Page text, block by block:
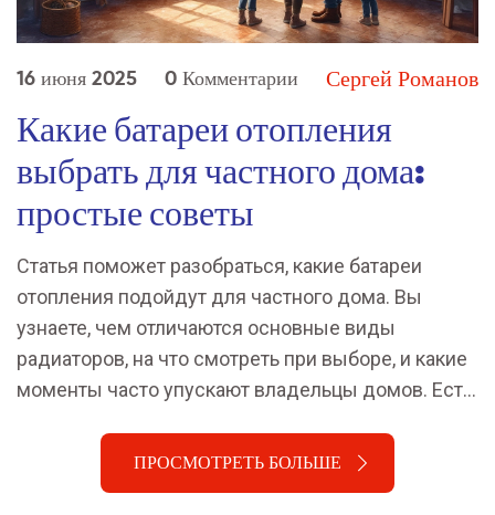
16 июня 2025 0 Комментарии Сергей Романов
Какие батареи отопления
выбрать для частного дома:
простые советы
Статья поможет разобраться, какие батареи
отопления подойдут для частного дома. Вы
узнаете, чем отличаются основные виды
радиаторов, на что смотреть при выборе, и какие
моменты часто упускают владельцы домов. Есть
по установке. Всё объясняется просто и по делу,
чтобы не запутаться в тонкостях и не потратить
ПРОСМОТРЕТЬ БОЛЬШЕ